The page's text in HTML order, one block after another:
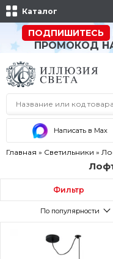
Каталог
ПОДПИШИТЕСЬ
ПРОМОКОД
Написать в Max
Главная » Светильники »
Фильтр
По популярности